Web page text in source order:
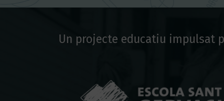
Un projecte educatiu impulsat